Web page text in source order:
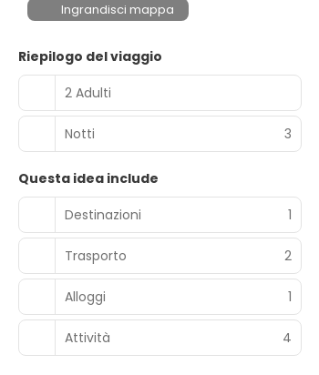
Ingrandisci mappa
Riepilogo del viaggio
2 Adulti
Notti 3
Questa idea include
Destinazioni
1
Trasporto 2
Alloggi 1
Attività 4